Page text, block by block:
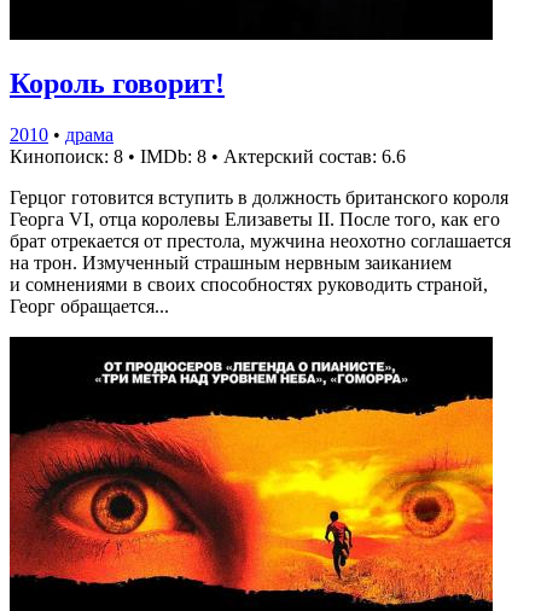
Король говорит!
2010 • драма
Кинопоиск: 8 • IMDb: 8 • Актерский состав: 6.6
Герцог готовится вступить в должность британского короля
Георга VI, отца королевы Елизаветы II. После того, как его
брат отрекается от престола, мужчина неохотно соглашается
на трон. Измученный страшным нервным заиканием
и сомнениями в своих способностях руководить страной,
Георг обращается...